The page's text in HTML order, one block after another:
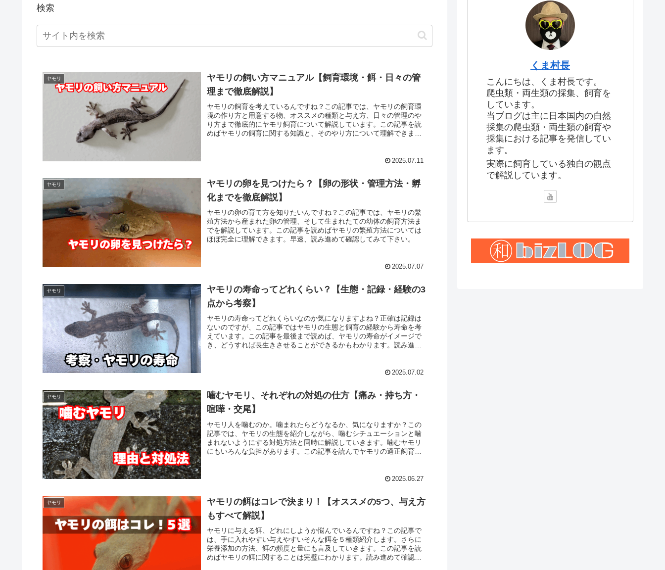
検索
ヤモリ
ヤモリの飼い方マニュアル【飼育環境・餌・日々の管
理まで徹底解説】
ヤモリの飼育を考えているんですね？この記事では、ヤモリの飼育環
境の作り方と用意する物、オススメの種類と与え方、日々の管理のや
り方まで徹底的にヤモリ飼育について解説しています。この記事を読
めばヤモリの飼育に関する知識と、そのやり方について理解できま
2025.07.11
ヤモリ
ヤモリの卵を見つけたら？【卵の形状・管理方法・孵
化までを徹底解説】
ヤモリの卵の育て方を知りたいんですね？この記事では、ヤモリの繁
殖方法から産まれた卵の管理、そして生まれたての幼体の飼育方法ま
でを解説しています。この記事を読めばヤモリの繁殖方法については
ほぼ完全に理解できます。早速、読み進めて確認してみて下さい。
2025.07.07
ヤモリ
ヤモリの寿命ってどれくらい？【生態・記録・経験の3
点から考察】
ヤモリの寿命ってどれくらいなのか気になりますよね？正確は記録は
ないのですが、この記事ではヤモリの生態と飼育の経験から寿命を考
えています。この記事を最後まで読めば、ヤモリの寿命がイメージで
き、どうすれば長生きさせることができるかもわかります。読み進め
2025.07.02
ヤモリ
噛むヤモリ、それぞれの対処の仕方【痛み・持ち方・
喧嘩・交尾】
ヤモリ人を噛むのか。噛まれたらどうなるか、気になりますか？この
記事では、ヤモリの生態を紹介しながら、噛むシチュエーションと噛
まれないようにする対処方法と同時に解説していきます。噛むヤモリ
にもいろんな負担があります。この記事を読んでヤモリの適正飼育を
2025.06.27
ヤモリ
ヤモリの餌はコレで決まり！【オススメの5つ、与え方
もすべて解説】
ヤモリに与える餌、どれにしようか悩んでいるんですね？この記事で
は、手に入れやすい与えやすいそんな餌を５種類紹介します。さらに
栄養添加の方法、餌の頻度と量にも言及していきます。この記事を読
めばヤモリの餌に関することは完璧にわかります。読み進めて確認し
くま村長
こんにちは、くま村長です。
爬虫類・両生類の採集、飼育を
しています。
当ブログは主に日本国内の自然
採集の爬虫類・両生類の飼育や
採集における記事を発信してい
ます。
実際に飼育している独自の観点
で解説しています。